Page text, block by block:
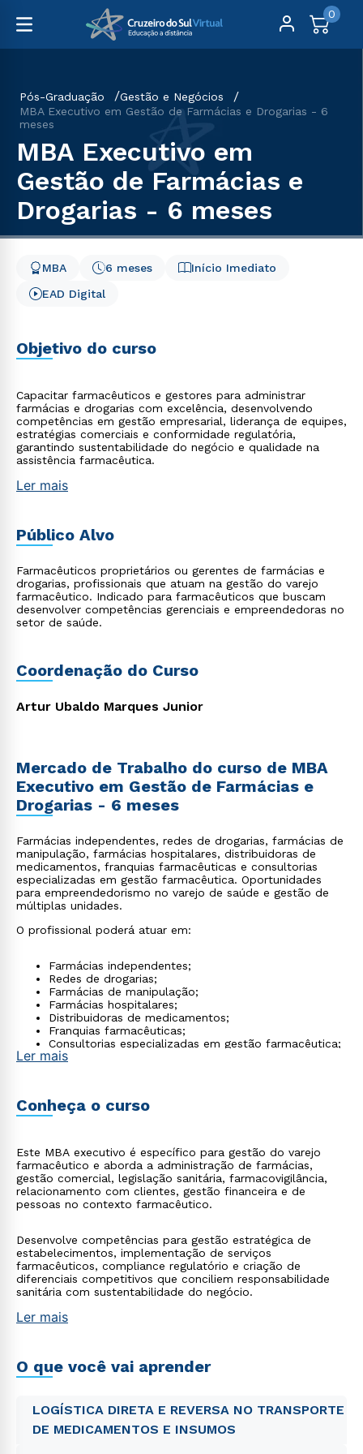
0
Pós-Graduação
Gestão e Negócios
MBA Executivo em Gestão de Farmácias e Drogarias - 6
meses
MBA Executivo em
Gestão de Farmácias e
Drogarias - 6 meses
Início Imediato
6 meses
MBA
EAD Digital
Objetivo do curso
Capacitar farmacêuticos e gestores para administrar
farmácias e drogarias com excelência, desenvolvendo
competências em gestão empresarial, liderança de equipes,
estratégias comerciais e conformidade regulatória,
garantindo sustentabilidade do negócio e qualidade na
assistência farmacêutica.
Ler mais
Público Alvo
Farmacêuticos proprietários ou gerentes de farmácias e
drogarias, profissionais que atuam na gestão do varejo
farmacêutico. Indicado para farmacêuticos que buscam
desenvolver competências gerenciais e empreendedoras no
setor de saúde.
Coordenação do Curso
Artur Ubaldo Marques Junior
Mercado de Trabalho do curso de MBA
Executivo em Gestão de Farmácias e
Drogarias - 6 meses
Farmácias independentes, redes de drogarias, farmácias de
manipulação, farmácias hospitalares, distribuidoras de
medicamentos, franquias farmacêuticas e consultorias
especializadas em gestão farmacêutica. Oportunidades
para empreendedorismo no varejo de saúde e gestão de
múltiplas unidades.
O profissional poderá atuar em:
Farmácias independentes;
Redes de drogarias;
Farmácias de manipulação;
Farmácias hospitalares;
Distribuidoras de medicamentos;
Franquias farmacêuticas;
Consultorias especializadas em gestão farmacêutica;
Além de muitas oportunidades para
Ler mais
Conheça o curso
Este MBA executivo é específico para gestão do varejo
farmacêutico e aborda a administração de farmácias,
gestão comercial, legislação sanitária, farmacovigilância,
relacionamento com clientes, gestão financeira e de
pessoas no contexto farmacêutico.
Desenvolve competências para gestão estratégica de
estabelecimentos, implementação de serviços
farmacêuticos, compliance regulatório e criação de
diferenciais competitivos que conciliem responsabilidade
sanitária com sustentabilidade do negócio.
Ler mais
O que você vai aprender
LOGÍSTICA DIRETA E REVERSA NO TRANSPORTE
DE MEDICAMENTOS E INSUMOS